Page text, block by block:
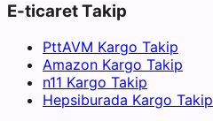
E-ticaret Takip
PttAVM Kargo Takip
Amazon Kargo Takip
n11 Kargo Takip
Hepsiburada Kargo Takip